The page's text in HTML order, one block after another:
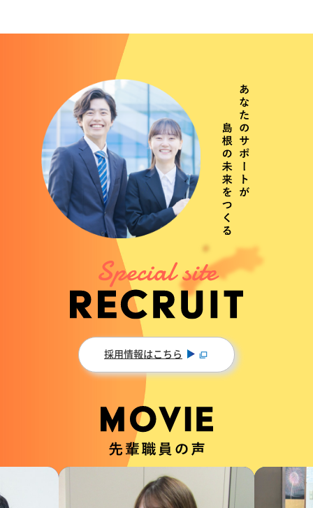
採用情報はこちら